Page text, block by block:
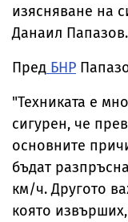
изясняване на
Данаил Папазов.
Пред БНР
"Техниката е
сигурен, че
основните
бъдат
км/ч. Другото
която